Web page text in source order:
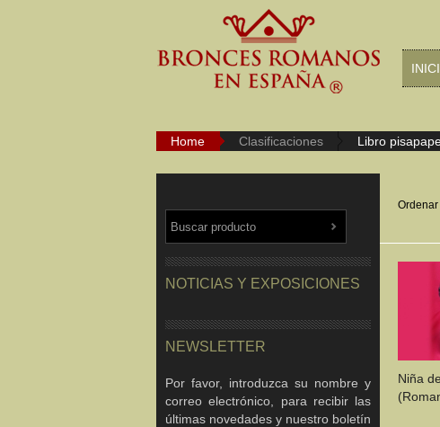
Home Clasificaciones Libro
Niña
NOTICIAS Y EXPOSICIONES
NEWSLETTER
Por favor, introduzca su nombre y
correo electrónico, para recibir las
últimas novedades y nuestro boletín